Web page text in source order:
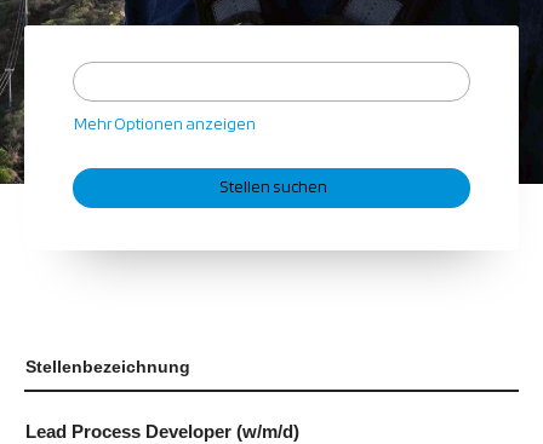
Mehr Optionen anzeigen
Stellenbezeichnung
Lead Process Developer (w/m/d)